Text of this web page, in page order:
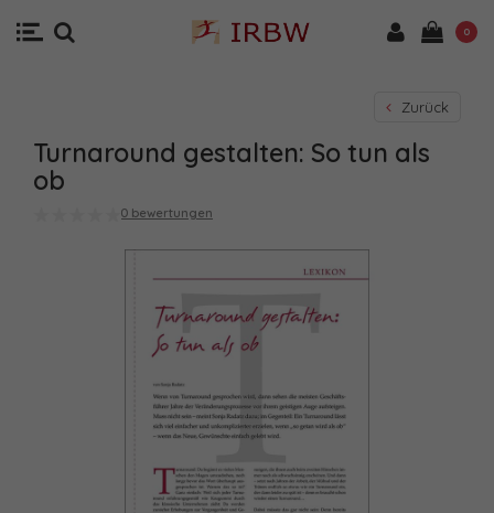
0
Zurück
Turnaround gestalten: So tun als
ob
0 bewertungen